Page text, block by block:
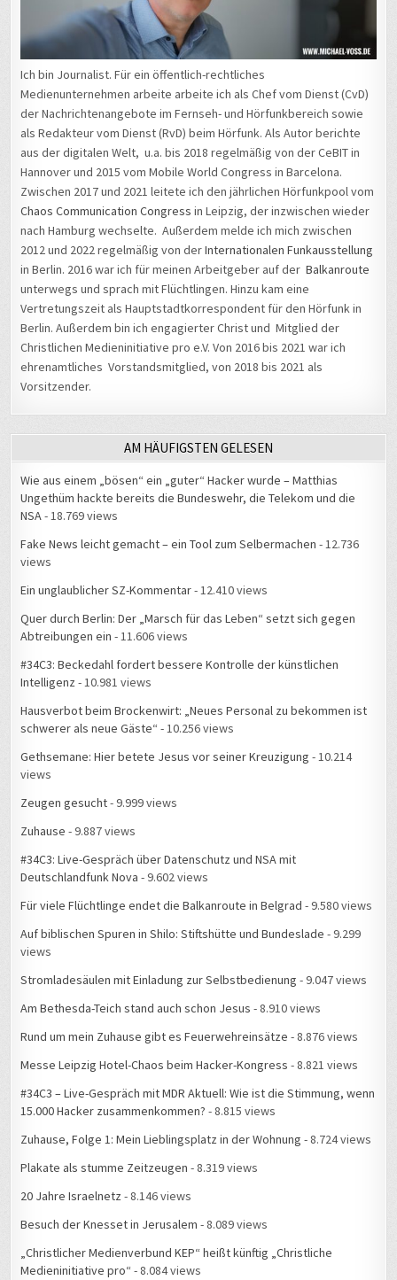
Ich bin Journalist. Für ein öffentlich-rechtliches
Medienunternehmen arbeite arbeite ich als Chef vom Dienst (CvD)
der Nachrichtenangebote im Fernseh- und Hörfunkbereich sowie
als Redakteur vom Dienst (RvD) beim Hörfunk. Als Autor berichte
aus der digitalen Welt, u.a. bis 2018 regelmäßig von der CeBIT in
Hannover und 2015 vom Mobile World Congress in Barcelona.
Zwischen 2017 und 2021 leitete ich den jährlichen Hörfunkpool vom
Chaos Communication Congress in Leipzig, der inzwischen wieder
nach Hamburg wechselte. Außerdem melde ich mich zwischen
2012 und 2022 regelmäßig von derInternationalen Funkausstellung
in Berlin. 2016 war ich für meinen Arbeitgeber auf derBalkanroute
unterwegs und sprach mit Flüchtlingen. Hinzu kam eine
Vertretungszeit als Hauptstadtkorrespondent für den Hörfunk in
Berlin. Außerdem bin ich engagierter Christ und Mitglied der
Christlichen Medieninitiative pro e.V. Von 2016 bis 2021 war ich
ehrenamtliches Vorstandsmitglied, von 2018 bis 2021 als
Vorsitzender.
AM HÄUFIGSTEN GELESEN
Wie aus einem „bösen“ ein „guter“ Hacker wurde – Matthias
Ungethüm hackte bereits die Bundeswehr, die Telekom und die
NSA- 18.769 views
Fake News leicht gemacht – ein Tool zum Selbermachen - 12.736
views
Ein unglaublicher SZ-Kommentar- 12.410 views
Quer durch Berlin: Der „Marsch für das Leben“ setzt sich gegen
Abtreibungen ein - 11.606 views
#34C3: Beckedahl fordert bessere Kontrolle der künstlichen
Intelligenz - 10.981 views
Hausverbot beim Brockenwirt: „Neues Personal zu bekommen ist
schwerer als neue Gäste“ - 10.256 views
Gethsemane: Hier betete Jesus vor seiner Kreuzigung - 10.214
views
Zeugen gesucht- 9.999 views
Zuhause - 9.887 views
#34C3: Live-Gespräch über Datenschutz und NSA mit
Deutschlandfunk Nova - 9.602 views
Für viele Flüchtlinge endet die Balkanroute in Belgrad - 9.580 views
Auf biblischen Spuren in Shilo: Stiftshütte und Bundeslade - 9.299
views
Stromladesäulen mit Einladung zur Selbstbedienung - 9.047 views
Am Bethesda-Teich stand auch schon Jesus - 8.910 views
Rund um mein Zuhause gibt es Feuerwehreinsätze - 8.876 views
Messe Leipzig Hotel-Chaos beim Hacker-Kongress - 8.821 views
#34C3 – Live-Gespräch mit MDR Aktuell: Wie ist die Stimmung, wenn
15.000 Hacker zusammenkommen? - 8.815 views
Zuhause, Folge 1: Mein Lieblingsplatz in der Wohnung - 8.724 views
Plakate als stumme Zeitzeugen - 8.319 views
20 Jahre Israelnetz - 8.146 views
Besuch der Knesset in Jerusalem - 8.089 views
„Christlicher Medienverbund KEP“ heißt künftig „Christliche
Medieninitiative pro“ - 8.084 views